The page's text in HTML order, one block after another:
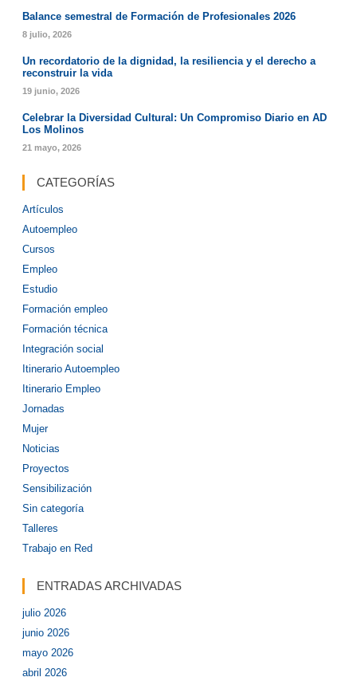
Balance semestral de Formación de Profesionales 2026
8 julio, 2026
Un recordatorio de la dignidad, la resiliencia y el derecho a
reconstruir la vida
19 junio, 2026
Celebrar la Diversidad Cultural: Un Compromiso Diario en AD
Los Molinos
21 mayo, 2026
CATEGORÍAS
Artículos
Autoempleo
Cursos
Empleo
Estudio
Formación empleo
Formación técnica
Integración social
Itinerario Autoempleo
Itinerario Empleo
Jornadas
Mujer
Noticias
Proyectos
Sensibilización
Sin categoría
Talleres
Trabajo en Red
ENTRADAS ARCHIVADAS
julio 2026
junio 2026
mayo 2026
abril 2026